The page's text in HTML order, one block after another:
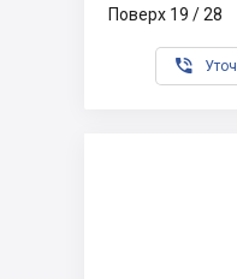
Поверх 19 / 28
